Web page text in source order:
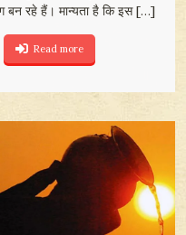
बन रहे हैं। मान्यता है कि इस[…]
Read more